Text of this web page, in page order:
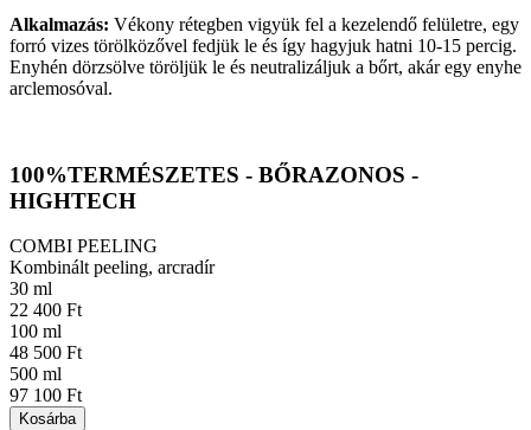
Alkalmazás: Vékony rétegben vigyük fel a kezelendő felületre, egy
forró vizes törölközővel fedjük le és így hagyjuk hatni 10-15 percig.
Enyhén dörzsölve töröljük le és neutralizáljuk a bőrt, akár egy enyhe
arclemosóval.
100%TERMÉSZETES - BŐRAZONOS -
HIGHTECH
COMBI PEELING
Kombinált peeling, arcradír
30 ml
22 400 Ft
100 ml
48 500 Ft
500 ml
97 100 Ft
Kosárba